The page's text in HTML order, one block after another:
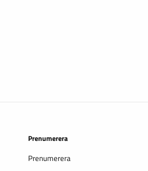
Prenumerera
Prenumerera